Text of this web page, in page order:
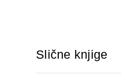
Slične knjige